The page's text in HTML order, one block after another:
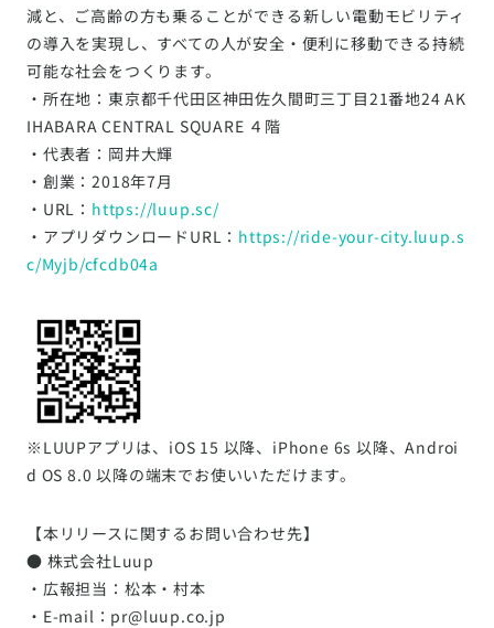
減と、ご高齢の方も乗ることができる新しい電動モビリティ
の導入を実現し、すべての人が安全・便利に移動できる持続
可能な社会をつくります。
・所在地：東京都千代田区神田佐久間町三丁目21番地24 AK
IHABARA CENTRAL SQUARE ４階
・代表者：岡井大輝
・創業：2018年7月
・URL： https://luup.sc/
・アプリダウンロードURL： https://ride-your-city.luup.s
c/Myjb/cfcdb04a
※LUUPアプリは、iOS 15 以降、iPhone 6s 以降、Androi
d OS 8.0 以降の端末でお使いいただけます。
【本リリースに関するお問い合わせ先】
● 株式会社Luup
・広報担当：松本・村本
・E-mail：pr@luup.co.jp